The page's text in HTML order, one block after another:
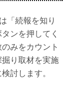
「続報を知り
ンを押してく
みをカウント
り取材を実施
討します。